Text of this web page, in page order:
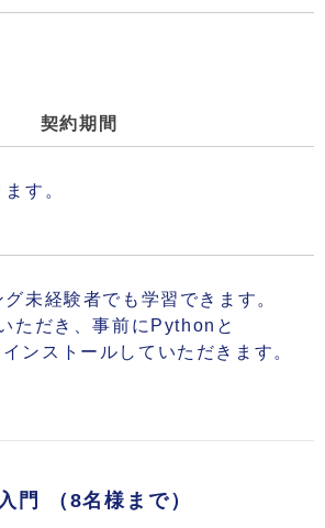
契約期間
す。
グ未経験者でも学習できます。
ただき、事前にPythonと
ンストールしていただきます。
門 （8名様まで）